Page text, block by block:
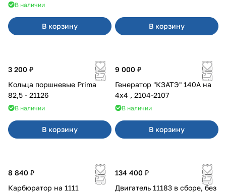
В наличии
В корзину В корзину
3 200 ₽
Кольца поршневые Prima
82,5 - 21126
В наличии
В корзину
9 000 ₽
Генератор "КЗАТЭ" 140А на
4x4 , 2104-2107
В наличии
В корзину
8 840 ₽
Карбюратор на 1111
134 400 ₽
Двигатель 11183 в сборе, без